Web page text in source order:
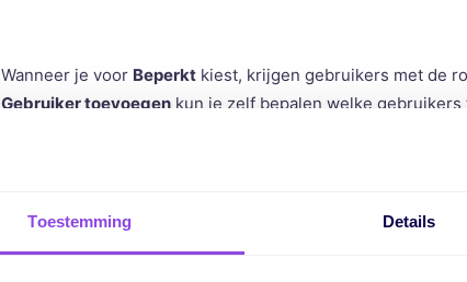
Toestemming Details
Wanneer je voor Beperkt kiest, krijgen gebruikers met de
Gebruiker toevoegen kun je zelf bepalen welke
Nieuwe automatisering